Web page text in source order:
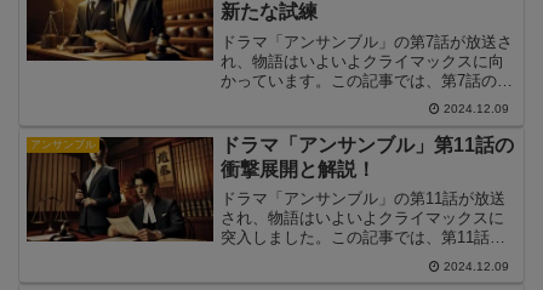
新たな試練
ドラマ「アンサンブル」の第7話が放送さ
れ、物語はいよいよクライマックスに向
かっています。この記事では、第7話のあ
らすじをネタバレ解説し、その見どころ
や次回への伏線について詳しくお届けし
ます。
2024.12.09
アンサンブル
ドラマ「アンサンブル」第11話の
衝撃展開と解説！
ドラマ「アンサンブル」の第11話が放送
され、物語はいよいよクライマックスに
突入しました。この記事では、第11話の
ネタバレを含む詳細な解説と、注目すべ
2024.12.09